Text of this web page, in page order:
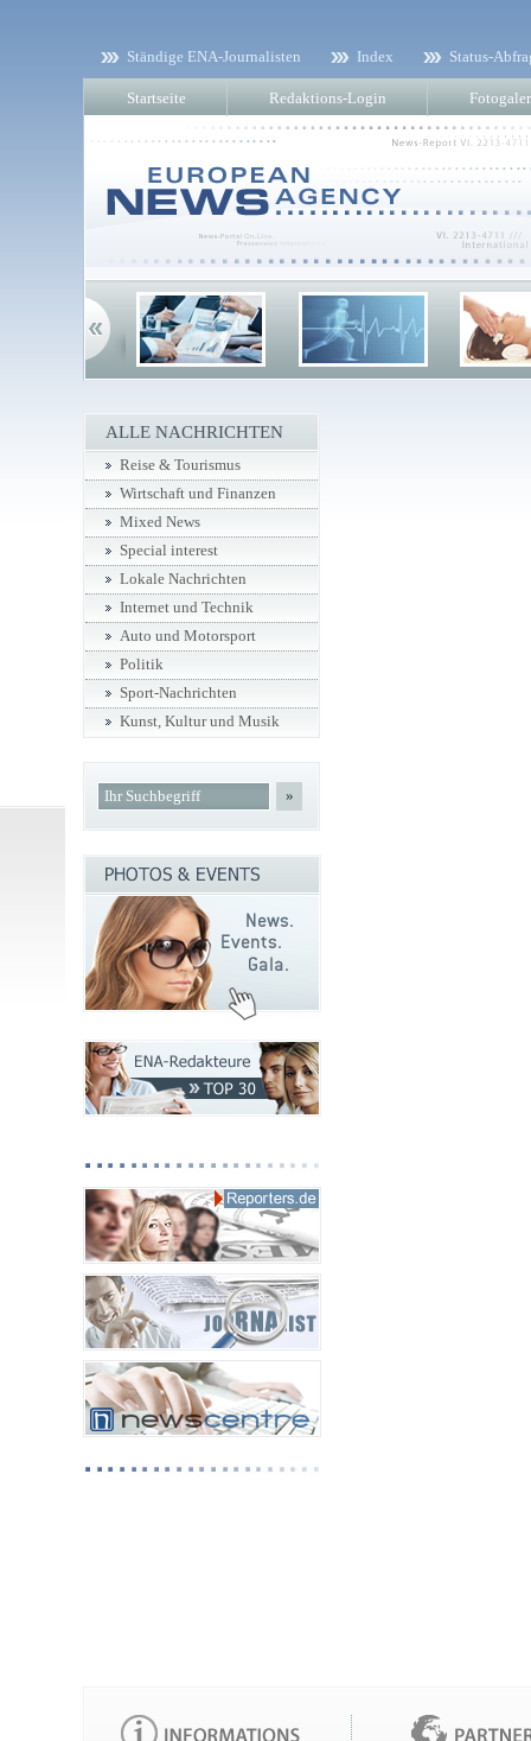
Ständige ENA-Journalisten Index Status-
Startseite Redaktions-Login
ALLE NACHRICHTEN
Reise & Tourismus
Wirtschaft und Finanzen
Mixed News
Special interest
Lokale Nachrichten
Internet und Technik
Auto und Motorsport
Politik
Sport-Nachrichten
Kunst, Kultur und Musik
»